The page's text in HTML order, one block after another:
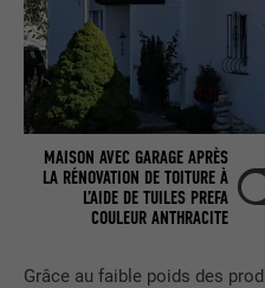
Grâce au faible poids des
MAISON AVEC GARAGE APRÈS
LA RÉNOVATION DE TOITURE À
L’AIDE DE TUILES PREFA
COULEUR ANTHRACITE
FOURNISSEUR LinkedIn
EXPIRATION 2 ans
UTILITÉ
Utilisé
LinkedIn
services